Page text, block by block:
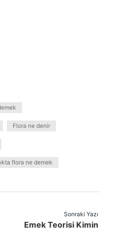
Flora ne denir
flora ne demek
Sonraki Yazı
Emek Teorisi Kimin